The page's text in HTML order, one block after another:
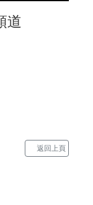
道
返回上頁